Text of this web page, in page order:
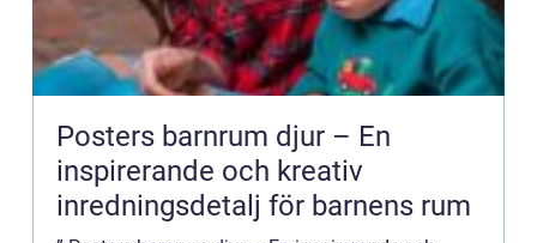
Posters barnrum djur – En
inspirerande och kreativ
inredningsdetalj för barnens rum